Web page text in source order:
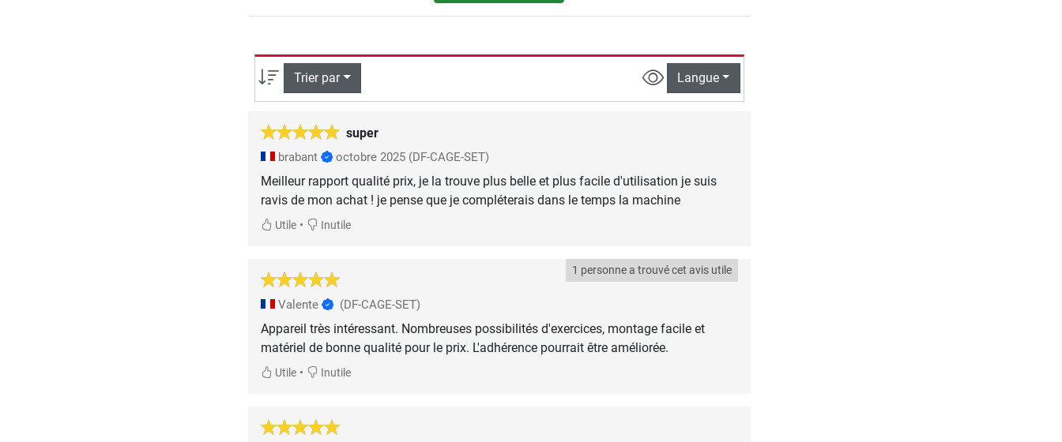
Trier par Langue
super
brabant octobre 2025 (DF-CAGE-SET)
Meilleur rapport qualité prix, je la trouve plus belle et plus facile d'utilisation je suis
ravis de mon achat ! je pense que je compléterais dans le temps la machine
Utile• Inutile
1 personne a trouvé cet avis utile
Valente (DF-CAGE-SET)
Appareil très intéressant. Nombreuses possibilités d'exercices, montage facile et
matériel de bonne qualité pour le prix. L'adhérence pourrait être améliorée.
Utile• Inutile